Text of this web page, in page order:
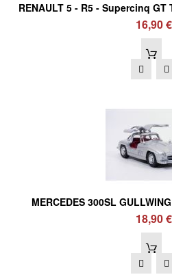
RENAULT 5 - R5 - Supercinq GT
16,90 €
MERCEDES 300SL
18,90 €